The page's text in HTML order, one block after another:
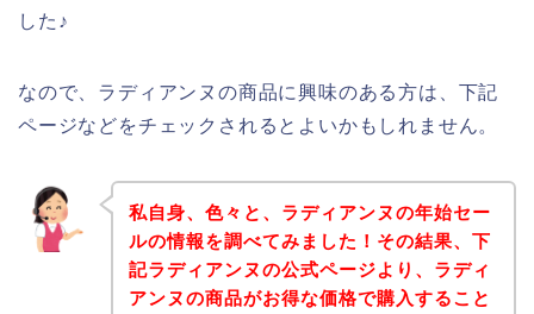
した♪
なので、ラディアンヌの商品に興味のある方は、下記
ページなどをチェックされるとよいかもしれません。
私自身、色々と、ラディアンヌの年始セー
ルの情報を調べてみました！その結果、下
記ラディアンヌの公式ページより、ラディ
アンヌの商品がお得な価格で購入すること